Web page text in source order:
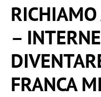
RICHIAMO
–
FRANCA